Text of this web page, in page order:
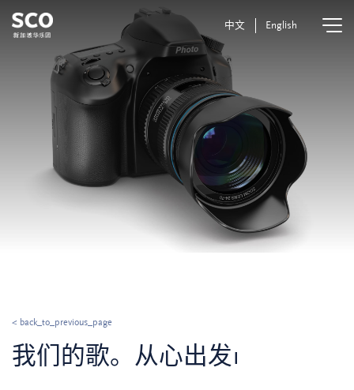
中文 English
< back_to_previous_page
我们的歌。从心出发i